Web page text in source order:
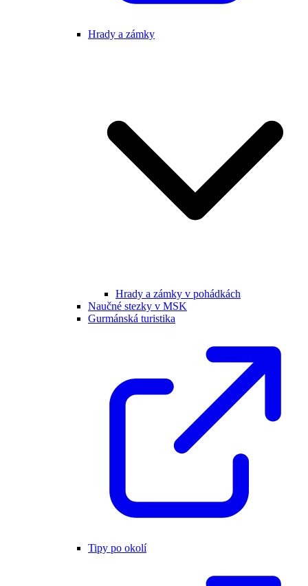
Hrady a zámky
Hrady a zámky v pohádkách
Naučné stezky v MSK
Gurmánská turistika
Tipy po okolí